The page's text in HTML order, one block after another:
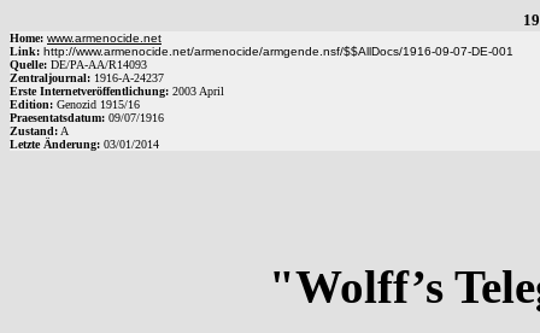
Home: www.armenocide.net
Link: http://www.armenocide.net/armenocide/armgende.nsf/$$AllDocs/1916-09-07-DE-001
Quelle: DE/PA-AA/R14093
Zentraljournal: 1916-A-24237
Erste Internetveröffentlichung: 2003 April
Edition: Genozid 1915/16
Praesentatsdatum: 09/07/1916
Zustand: A
Letzte Änderung: 03/01/2014
"Wolff’s